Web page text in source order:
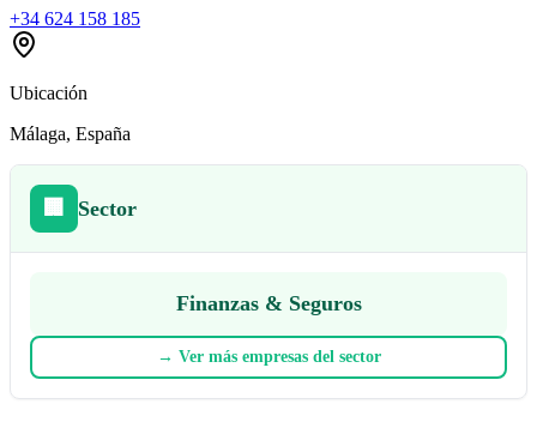
+34 624 158 185
Ubicación
Málaga, España
🏢 Sector
Finanzas & Seguros
→ Ver más empresas del sector